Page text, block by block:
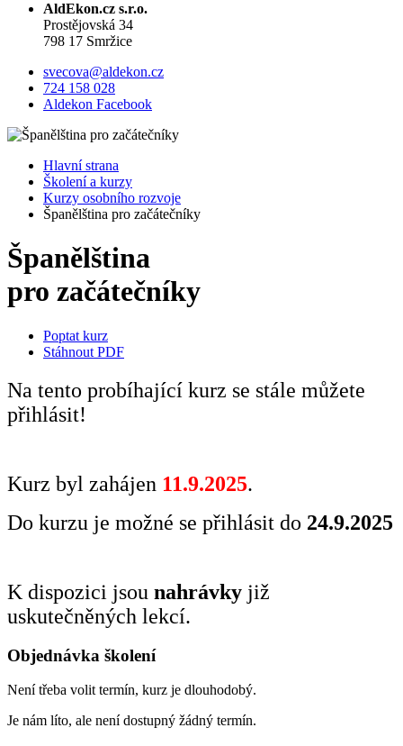
AldEkon.cz s.r.o.
Prostějovská 34
798 17 Smržice
svecova@aldekon.cz
724 158 028
Aldekon Facebook
Hlavní strana
Školení a kurzy
Kurzy osobního rozvoje
Španělština pro začátečníky
Španělština
pro začátečníky
Poptat kurz
Stáhnout PDF
Na tento probíhající kurz se stále můžete
přihlásit!
Kurz byl zahájen 11.9.2025.
Do kurzu je možné se přihlásit do 24.9.2025
K dispozici jsou nahrávky již
uskutečněných lekcí.
Objednávka školení
Není třeba volit termín, kurz je dlouhodobý.
Je nám líto, ale není dostupný žádný termín.